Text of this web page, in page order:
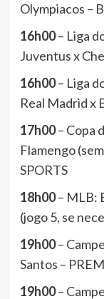
Olympiacos –
16h00– Liga
Juventus x
16h00– Liga
Real Madrid x
17h00– Copa
Flamengo
SPORTS
18h00– MLB:
(jogo 5, se
19h00–
Santos –
19h00–